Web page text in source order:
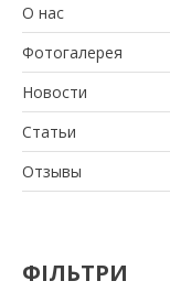
О нас
Фотогалерея
Новости
Статьи
Отзывы
ФІЛЬТРИ